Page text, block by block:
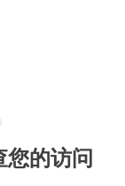
的访问